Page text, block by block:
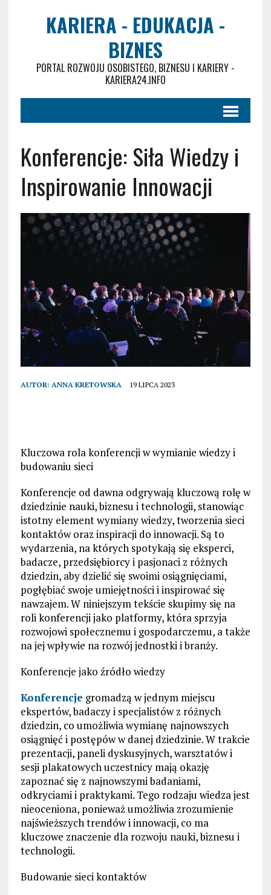
KARIERA - EDUKACJA -
BIZNES
PORTAL ROZWOJU OSOBISTEGO, BIZNESU I KARIERY -
KARIERA24.INFO
Konferencje: Siła Wiedzy i
Inspirowanie Innowacji
AUTOR: ANNA KRETOWSKA 19 LIPCA 2023
Kluczowa rola konferencji w wymianie wiedzy i
budowaniu sieci
Konferencje od dawna odgrywają kluczową rolę w
dziedzinie nauki, biznesu i technologii, stanowiąc
istotny element wymiany wiedzy, tworzenia sieci
kontaktów oraz inspiracji do innowacji. Są to
wydarzenia, na których spotykają się eksperci,
badacze, przedsiębiorcy i pasjonaci z różnych
dziedzin, aby dzielić się swoimi osiągnięciami,
pogłębiać swoje umiejętności i inspirować się
nawzajem. W niniejszym tekście skupimy się na
roli konferencji jako platformy, która sprzyja
rozwojowi społecznemu i gospodarczemu, a także
na jej wpływie na rozwój jednostki i branży.
Konferencje jako źródło wiedzy
Konferencje gromadzą w jednym miejscu
ekspertów, badaczy i specjalistów z różnych
dziedzin, co umożliwia wymianę najnowszych
osiągnięć i postępów w danej dziedzinie. W trakcie
prezentacji, paneli dyskusyjnych, warsztatów i
sesji plakatowych uczestnicy mają okazję
zapoznać się z najnowszymi badaniami,
odkryciami i praktykami. Tego rodzaju wiedza jest
nieoceniona, ponieważ umożliwia zrozumienie
najświeższych trendów i innowacji, co ma
kluczowe znaczenie dla rozwoju nauki, biznesu i
technologii.
Budowanie sieci kontaktów